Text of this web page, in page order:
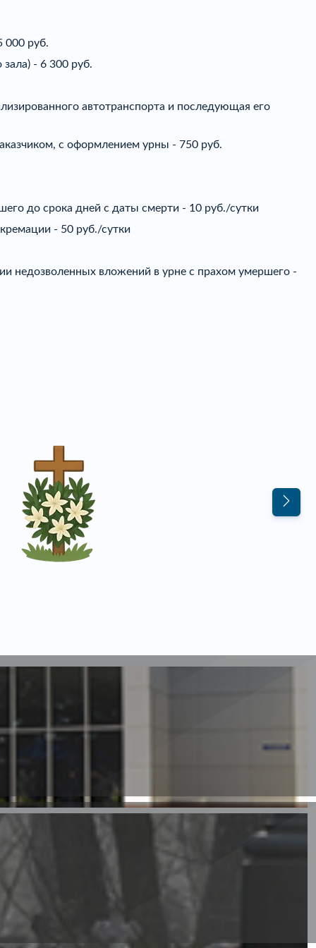
000 руб.
- 6 300 руб.
автотранспорта и последующая его
с оформлением урны - 750 руб.
до срока дней с даты смерти - 10 руб./сутки
- 50 руб./сутки
недозволенных вложений в урне с прахом умершего -